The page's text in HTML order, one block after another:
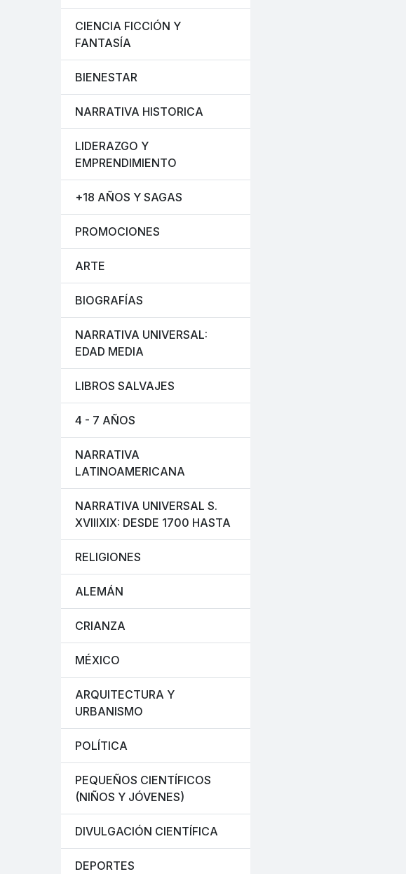
CIENCIA FICCIÓN Y
FANTASÍA
BIENESTAR
NARRATIVA HISTORICA
LIDERAZGO Y
EMPRENDIMIENTO
+18 AÑOS Y SAGAS
PROMOCIONES
ARTE
BIOGRAFÍAS
NARRATIVA UNIVERSAL:
EDAD MEDIA
LIBROS SALVAJES
4 - 7 AÑOS
NARRATIVA
LATINOAMERICANA
NARRATIVA UNIVERSAL S.
XVIIIXIX: DESDE 1700 HASTA
RELIGIONES
ALEMÁN
CRIANZA
MÉXICO
ARQUITECTURA Y
URBANISMO
POLÍTICA
PEQUEÑOS CIENTÍFICOS
(NIÑOS Y JÓVENES)
DIVULGACIÓN CIENTÍFICA
DEPORTES